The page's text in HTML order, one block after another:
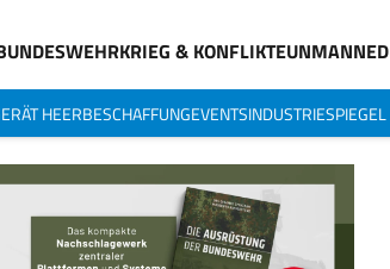
KRIEG & KONFLIKTEUNMANNED
HEERBESCHAFFUNGEVENTSINDUSTRIESPIEGEL